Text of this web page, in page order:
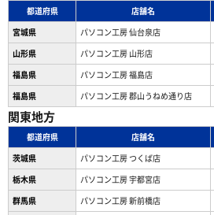
都道府県 店舗名
宮城県
パソコン工房 仙台泉店
山形県
パソコン工房 山形店
福島県
パソコン工房 福島店
福島県
パソコン工房 郡山うねめ通り店
関東地方
都道府県 店舗名
茨城県
パソコン工房 つくば店
栃木県
パソコン工房 宇都宮店
群馬県
パソコン工房 新前橋店